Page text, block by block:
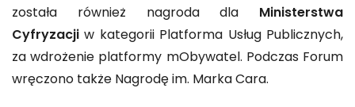
została również nagroda dla Ministerstwa
Cyfryzacji w kategorii Platforma Usług Publicznych,
za wdrożenie platformy mObywatel. Podczas Forum
wręczono także Nagrodę im. Marka Cara.